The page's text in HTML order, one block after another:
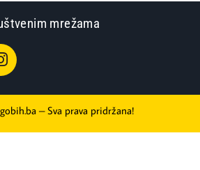
mrežama
– Sva prava pridržana!